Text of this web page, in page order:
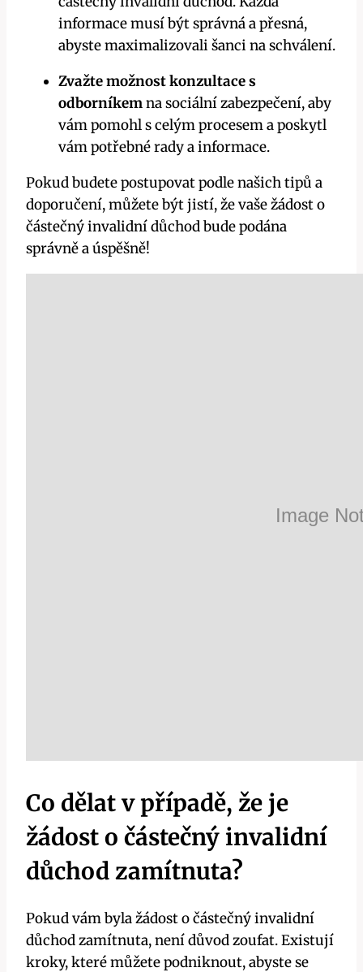
informace musí být správná a přesná,
abyste maximalizovali šanci na schválení.
Zvažte možnost konzultace s
odborníkemna sociální zabezpečení, aby
vám pomohl s celým procesem a poskytl
vám potřebné rady a informace.
Pokud budete postupovat podle našich tipů a
doporučení, můžete být jistí, že vaše žádost o
částečný invalidní důchod bude podána
správně a úspěšně!
Co dělat v případě, že je
žádost o částečný invalidní
důchod zamítnuta?
Pokud vám byla žádost o částečný invalidní
důchod zamítnuta, není důvod zoufat. Existují
kroky, které můžete podniknout, abyste se